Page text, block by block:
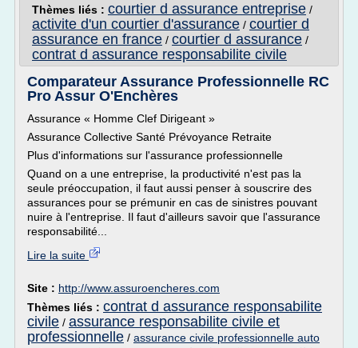
Thèmes liés : courtier d assurance entreprise /
activite d'un courtier d'assurance / courtier d
assurance en france / courtier d assurance /
contrat d assurance responsabilite civile
Comparateur Assurance Professionnelle RC
Pro Assur O'Enchères
Assurance « Homme Clef Dirigeant »
Assurance Collective Santé Prévoyance Retraite
Plus d'informations sur l'assurance professionnelle
Quand on a une entreprise, la productivité n'est pas la
seule préoccupation, il faut aussi penser à souscrire des
assurances pour se prémunir en cas de sinistres pouvant
nuire à l'entreprise. Il faut d'ailleurs savoir que l'assurance
responsabilité...
Lire la suite
Site : http://www.assuroencheres.com
Thèmes liés : contrat d assurance responsabilite
civile / assurance responsabilite civile et
professionnelle / assurance civile professionnelle auto